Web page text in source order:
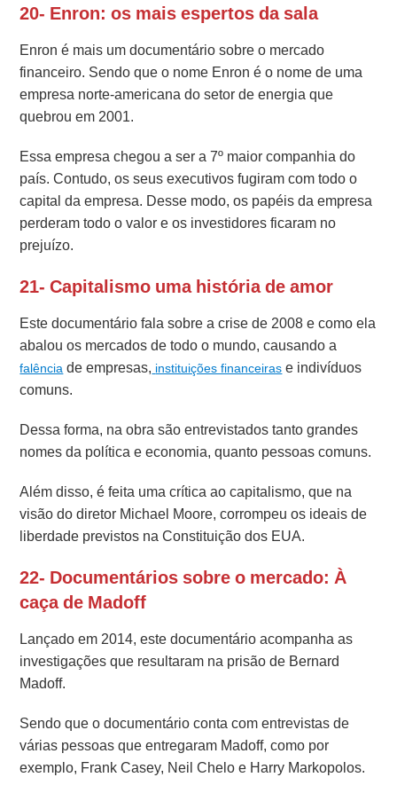
20- Enron: os mais espertos da sala
Enron é mais um documentário sobre o mercado
financeiro. Sendo que o nome Enron é o nome de uma
empresa norte-americana do setor de energia que
quebrou em 2001.
Essa empresa chegou a ser a 7º maior companhia do
país. Contudo, os seus executivos fugiram com todo o
capital da empresa. Desse modo, os papéis da empresa
perderam todo o valor e os investidores ficaram no
prejuízo.
21- Capitalismo uma história de amor
Este documentário fala sobre a crise de 2008 e como ela
abalou os mercados de todo o mundo, causando a
falência de empresas, instituições financeiras e indivíduos
comuns.
Dessa forma, na obra são entrevistados tanto grandes
nomes da política e economia, quanto pessoas comuns.
Além disso, é feita uma crítica ao capitalismo, que na
visão do diretor Michael Moore, corrompeu os ideais de
liberdade previstos na Constituição dos EUA.
22- Documentários sobre o mercado: À
caça de Madoff
Lançado em 2014, este documentário acompanha as
investigações que resultaram na prisão de Bernard
Madoff.
Sendo que o documentário conta com entrevistas de
várias pessoas que entregaram Madoff, como por
exemplo, Frank Casey, Neil Chelo e Harry Markopolos.